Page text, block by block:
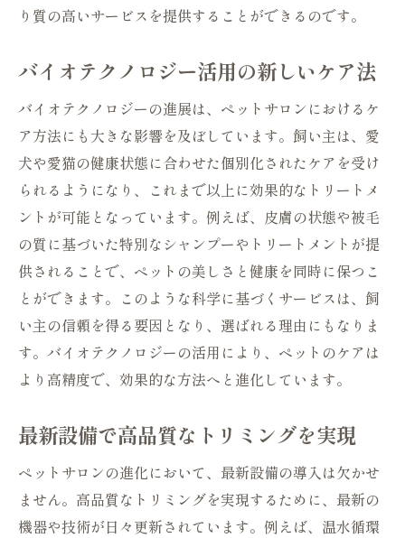
り質の高いサービスを提供することができるのです。
バイオテクノロジー活用の新しいケア法
バイオテクノロジーの進展は、ペットサロンにおけるケ
ア方法にも大きな影響を及ぼしています。飼い主は、愛
犬や愛猫の健康状態に合わせた個別化されたケアを受け
られるようになり、これまで以上に効果的なトリートメ
ントが可能となっています。例えば、皮膚の状態や被毛
の質に基づいた特別なシャンプーやトリートメントが提
供されることで、ペットの美しさと健康を同時に保つこ
とができます。このような科学に基づくサービスは、飼
い主の信頼を得る要因となり、選ばれる理由にもなりま
す。バイオテクノロジーの活用により、ペットのケアは
より高精度で、効果的な方法へと進化しています。
最新設備で高品質なトリミングを実現
ペットサロンの進化において、最新設備の導入は欠かせ
ません。高品質なトリミングを実現するために、最新の
機器や技術が日々更新されています。例えば、温水循環